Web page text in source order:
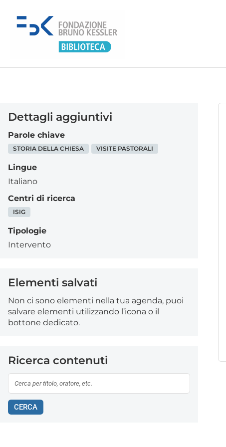
Dettagli aggiuntivi
Parole chiave
STORIA DELLA CHIESA VISITE PASTORALI
Lingue
Italiano
Centri di ricerca
ISIG
Tipologie
Intervento
Elementi salvati
Non ci sono elementi nella tua agenda, puoi
salvare elementi utilizzando l’icona o il
bottone dedicato.
Ricerca contenuti
CERCA